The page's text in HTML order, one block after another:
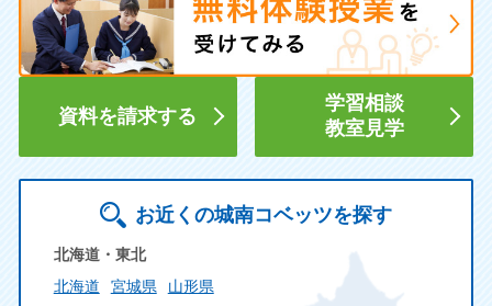
資料を請求する
学習相談
教室見学
お近くの城南コベッツを探す
北海道・東北
北海道
宮城県
山形県